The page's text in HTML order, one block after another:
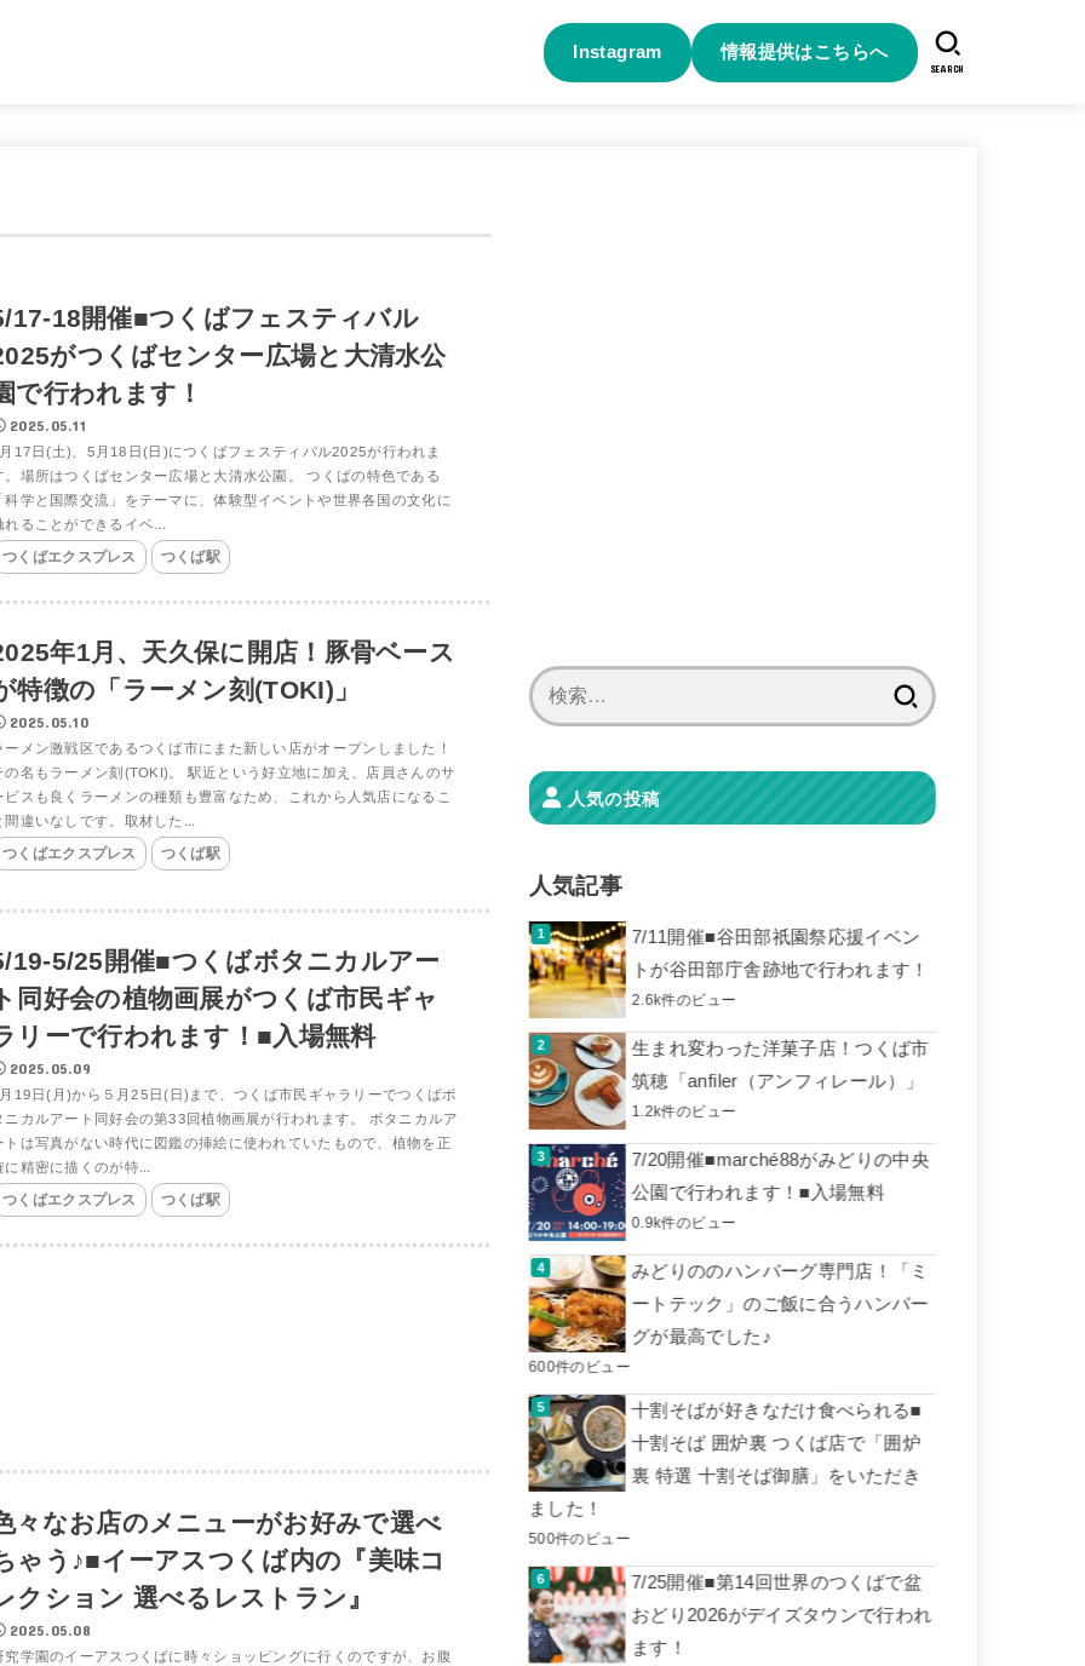
Instagram 情報提供はこちらへ
SEARCH
17-18開催■つくばフェスティバル
がつくばセンター広場と大清水公
で行われます！
2025.05.11
17日(土)、5月18日(日)につくばフェスティバル2025が行われま
。場所はつくばセンター広場と大清水公園。 つくばの特色である
科学と国際交流」をテーマに、体験型イベントや世界各国の文化に
れることができるイベ...
つくばエクスプレス つくば駅
年1月、天久保に開店！豚骨ベース
特徴の「ラーメン刻(TOKI)」
2025.05.10
ーメン激戦区であるつくば市にまた新しい店がオープンしました！
の名もラーメン刻(TOKI)。 駅近という好立地に加え、店員さんのサ
ビスも良くラーメンの種類も豊富なため、これから人気店になるこ
間違いなしです。取材した...
つくばエクスプレス つくば駅
19-5/25開催■つくばボタニカルアー
同好会の植物画展がつくば市民ギャ
リーで行われます！■入場無料
2025.05.09
19日(月)から５月25日(日)まで、つくば市民ギャラリーでつくばボ
ニカルアート同好会の第33回植物画展が行われます。 ボタニカルア
トは写真がない時代に図鑑の挿絵に使われていたもので、植物を正
に精密に描くのが特...
つくばエクスプレス つくば駅
々なお店のメニューがお好みで選べ
ゃう♪■イーアスつくば内の『美味コ
クション 選べるレストラン』
2025.05.08
究学園のイーアスつくばに時々ショッピングに行くのですが、お腹
人気の投稿
人気記事
7/11開催■谷田部祇園祭応援イベン
トが谷田部庁舎跡地で行われます！
2.6k件のビュー
生まれ変わった洋菓子店！つくば市
筑穂「anfiler（アンフィレール）」
1.2k件のビュー
7/20開催■marché88がみどりの中央
公園で行われます！■入場無料
0.9k件のビュー
みどりののハンバーグ専門店！「ミ
ートテック」のご飯に合うハンバー
グが最高でした♪
600件のビュー
十割そばが好きなだけ食べられる■
十割そば 囲炉裏 つくば店で「囲炉
裏 特選 十割そば御膳」をいただき
ました！
500件のビュー
7/25開催■第14回世界のつくばで盆
おどり2026がデイズタウンで行われ
ます！